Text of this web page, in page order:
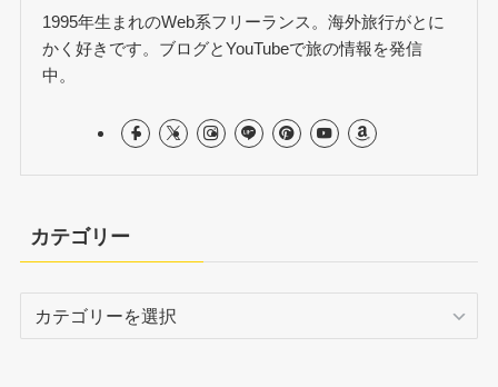
1995年生まれのWeb系フリーランス。海外旅行がとに
かく好きです。ブログとYouTubeで旅の情報を発信
中。
カテゴリー